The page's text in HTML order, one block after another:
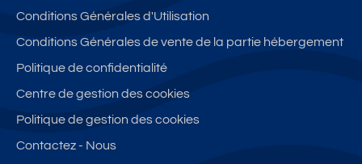
Conditions Générales d'Utilisation
Conditions Générales de vente de la partie hébergement
Politique de confidentialité
Centre de gestion des cookies
Politique de gestion des cookies
Contactez - Nous